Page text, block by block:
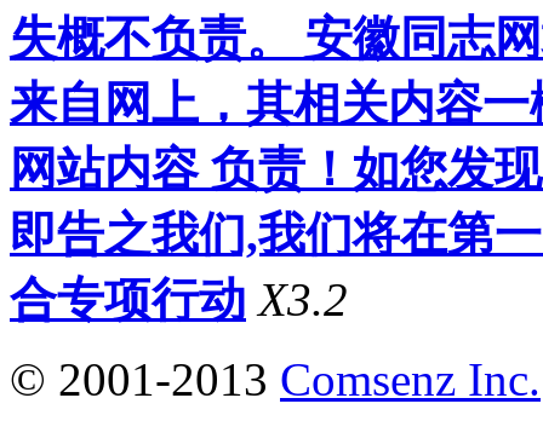
失概不负责。 安徽同志
来自网上，其相关内容
网站内容 负责！如您发
即告之我们,我们将在第
合专项行动 X3.2
© 2001-2013 Comsenz Inc.